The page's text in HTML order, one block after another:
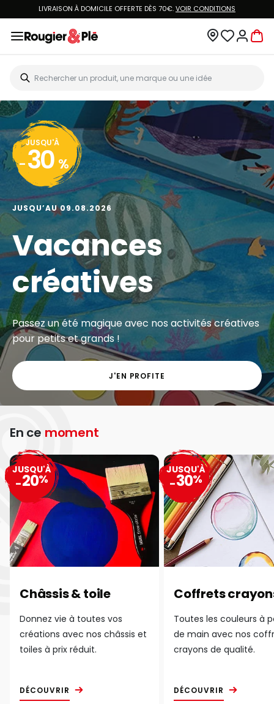
LIVRAISON À DOMICILE OFFERTE DÈS 70€.VOIR CONDITIONS
JUSQU'À
- 30 %
JUSQU’AU 09.08.2026
Vacances
créatives
Passez un été magique avec nos activités créatives
pour petits et grands !
J'EN PROFITE
En ce moment
Châssis & toile
Donnez vie à toutes vos
créations avec nos châssis et
toiles à prix réduit.
DÉCOUVRIR
JUSQU'À
-20%
Coffrets
Toutes les couleurs à
de main avec nos
crayons de qualité.
DÉCOUVRIR
JUSQU'À
-30%